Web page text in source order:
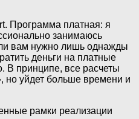
Программа платная: я
занимаюсь
вам нужно лишь однажды
деньги на платные
В принципе, все расчеты
но уйдет больше времени и
рамки реализации